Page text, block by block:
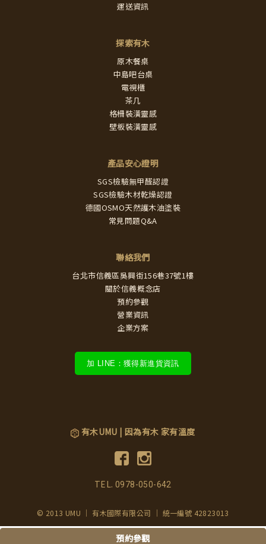
運送資訊
探索有木
原木餐桌
中島吧台桌
電視櫃
茶几
格柵裝潢靈感
壁板裝潢靈感
產品安心證明
SGS檢驗無甲醛認證
SGS檢驗木材乾燥認證
德國OSMO天然護木油塗裝
常見問題Q&A
聯絡我們
台北市信義區吳興街156巷37號1樓
關於信義概念店
預約參觀
營業資訊
企業方案
加 LINE：獲得新進貨資訊
有木UMU | 因為有木 家有溫度
TEL.0978-050-642
© 2013 UMU ｜ 有木國際有限公司 ｜ 統一編號 42823013
預約參觀